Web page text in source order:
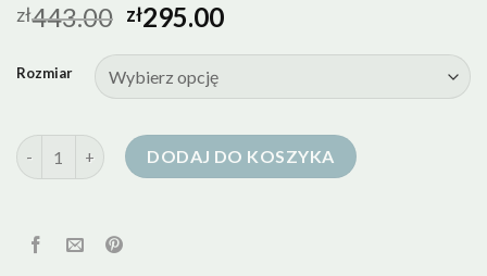
zł443.00 zł295.00
Rozmiar
ilość rab kurtka puchowaDODAJ DO KOSZYKA